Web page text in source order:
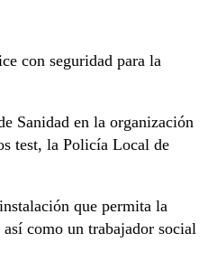
con seguridad para la
Sanidad en la organización
test, la Policía Local de
que permita la
como un trabajador social